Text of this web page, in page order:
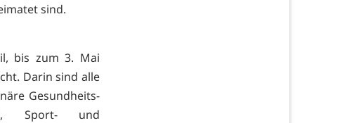
sind.
bis zum 3. Mai
Darin sind alle
Gesundheits-
, Sport- und